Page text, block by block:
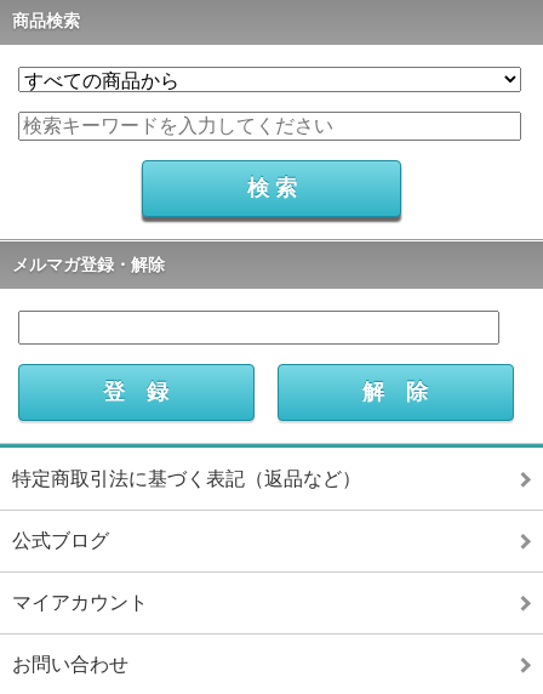
商品検索
メルマガ登録・解除
特定商取引法に基づく表記（返品など）
公式ブログ
マイアカウント
お問い合わせ